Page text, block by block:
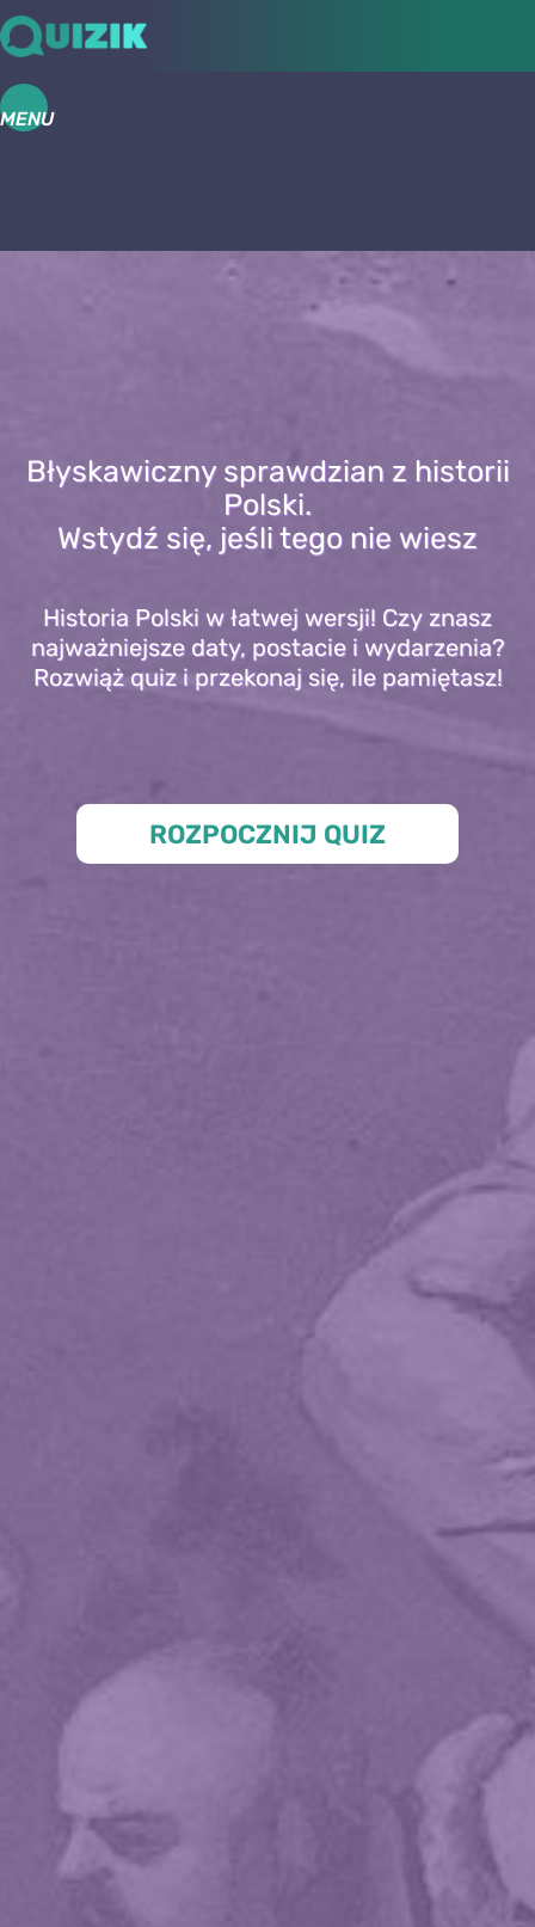
MENU
Błyskawiczny sprawdzian z historii
Polski.
Wstydź się, jeśli tego nie wiesz
Historia Polski w łatwej wersji! Czy znasz
najważniejsze daty, postacie i wydarzenia?
Rozwiąż quiz i przekonaj się, ile pamiętasz!
ROZPOCZNIJ QUIZ